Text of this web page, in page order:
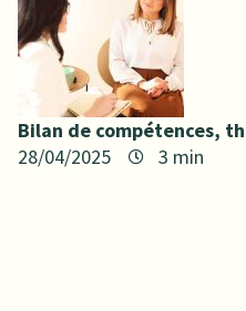
Bilan de compétences,
28/04/2025